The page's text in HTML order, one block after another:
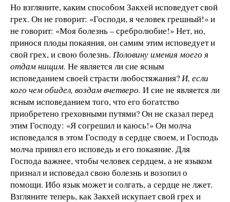
Но взгляните, каким способом Закхей исповедует свой
грех. Он не говорит: «Господи, я человек грешный!» и
не говорит: «Моя болезнь – сребролюбие!» Нет, но,
принося плоды покаяния, он самим этим исповедует и
свой грех, и свою болезнь. Половину имения моего я
отдам нищим. Не является ли сие ясным
исповеданием своей страсти любостяжания?И, если
кого чем обидел, воздам вчетверо. И сие не является ли
ясным исповеданием того, что его богатство
приобретено греховными путями? Он не сказал перед
этим Господу: «Я согрешил и каюсь!» Он молча
исповедался в этом Господу в сердце своем, и Господь
молча принял его исповедь и его покаяние. Для
Господа важнее, чтобы человек сердцем, а не языком
признал и исповедал свою болезнь и возопил о
помощи. Ибо язык может и солгать, а сердце не лжет.
Взгляните теперь, как Закхей искупает свой грех и